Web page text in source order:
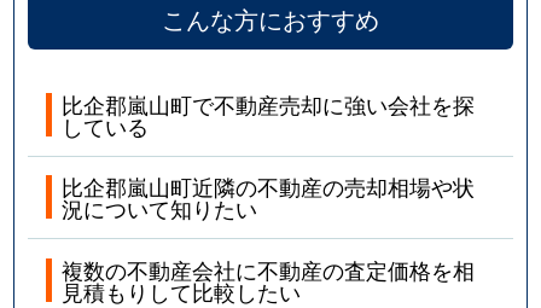
こんな方におすすめ
比企郡嵐山町で不動産売却に強い会社を探
している
比企郡嵐山町近隣の不動産の売却相場や状
況について知りたい
複数の不動産会社に不動産の査定価格を相
見積もりして比較したい